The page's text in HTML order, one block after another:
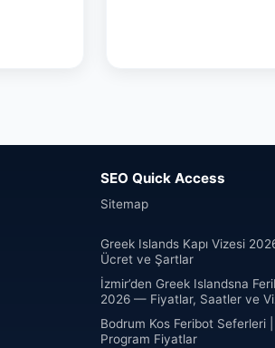
SEO Quick Access
Sitemap
Greek Islands Kapı Vizesi
Ücret ve Şartlar
İzmir’den Greek Islandsna
2026 — Fiyatlar, Saatler ve
Bodrum Kos Feribot Seferleri
Program Fiyatlar